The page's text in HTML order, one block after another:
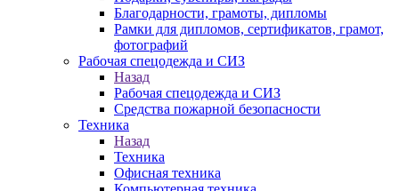
Благодарности, грамоты, дипломы
Рамки для дипломов, сертификатов, грамот,
фотографий
Рабочая спецодежда и СИЗ
Назад
Рабочая спецодежда и СИЗ
Средства пожарной безопасности
Техника
Назад
Техника
Офисная техника